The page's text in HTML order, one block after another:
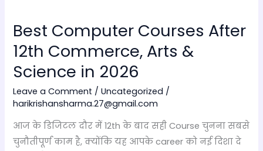
Best Computer Courses After
12th Commerce, Arts &
Science in 2026
Leave a Comment /Uncategorized /
harikrishansharma.27@gmail.com
आज के डिजिटल दौर में 12th के बाद सही Course चुनना सबसे
चुनौतीपूर्ण काम है, क्योंकि यह आपके career को नई दिशा दे
Best
Computer
Courses
After
12th
Commerce,
Arts
&